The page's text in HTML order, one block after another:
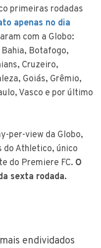
primeiras rodadas
apenas no dia
com a Globo:
Botafogo,
Cruzeiro,
Goiás, Grêmio,
Vasco e por último
per-view da Globo,
do Athletico, único
do Premiere FC. O
sexta rodada.
endividados